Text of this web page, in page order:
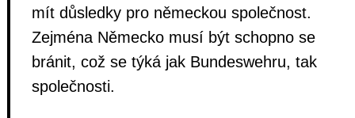
mít důsledky pro německou společnost.
Zejména Německo musí být schopno se
bránit, což se týká jak Bundeswehru, tak
společnosti.